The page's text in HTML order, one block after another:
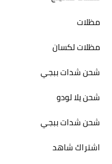
مظلات
مظلات لكسان
شحن شدات ببجي
شحن يلا لودو
شحن شدات ببجي
اشتراك شاهد